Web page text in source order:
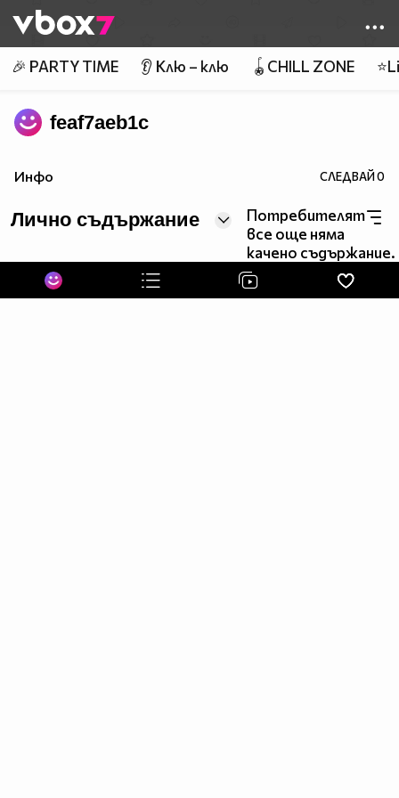
👾
🎉 PARTY TIME 👂 Клю – клю 🪀CHILL ZONE
feaf7aeb1c
Инфо СЛЕДВАЙ0
Лично съдържание
Потребителят
все още няма
качено съдържание.